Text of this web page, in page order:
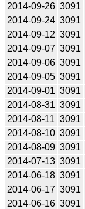
2014-09-26 3091
2014-09-24 3091
2014-09-12 3091
2014-09-07 3091
2014-09-06 3091
2014-09-05 3091
2014-09-01 3091
2014-08-31 3091
2014-08-11 3091
2014-08-10 3091
2014-08-09 3091
2014-07-13 3091
2014-06-18 3091
2014-06-17 3091
2014-06-16 3091